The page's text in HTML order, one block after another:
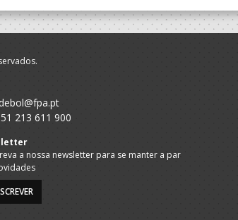
213 611 900
a nossa newsletter para se manter a par